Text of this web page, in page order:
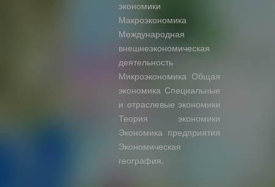
экономики
Макроэкономика
Международная
внешнеэкономическая
деятельность
Микроэкономика Общая
экономика Специальные
и отраслевые экономики
Теория экономики
Экономика предприятия
Экономическая
география.